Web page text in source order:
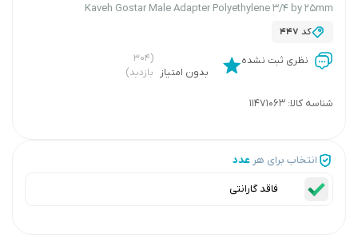
Kaveh Gostar Male Adapter Polyethylene 3/4 by 25mm
کد 447
نظری ثبت نشده
بدون امتیاز
(۳۰۴
بازدید)
شناسه کالا: 11471063
انتخاب برای هر عدد
فاقد گارانتی